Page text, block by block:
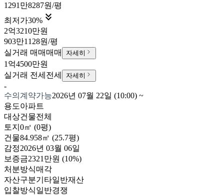
1291만8287원/평
최저가30% 
2억3210만원
903만1128원/평
실거래 매매 매매 자세히
1억4500만원
실거래 전세 전세 자세히
-
수의계약가능2026년 07월 22일 (10:00) ~
용도아파트
대상건물전체
토지 0㎡ (0평)
건물84.958㎡ (25.7평)
감정2026년 03월 06일
보증금2321만원 (10%)
처분방식매각
자산구분기타일반재산
입찰방식일반경쟁